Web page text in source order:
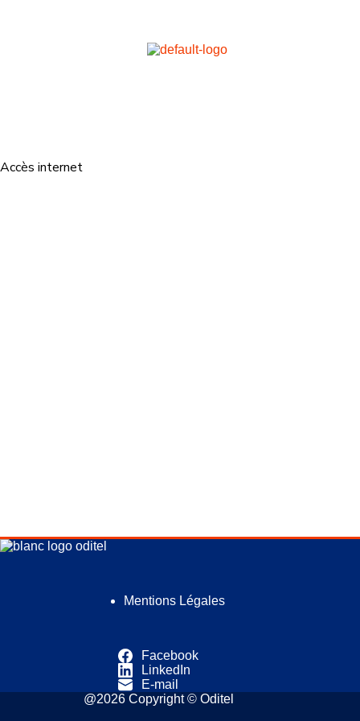
Accès internet
Mentions Légales
Facebook
LinkedIn
E-mail
@2026 Copyright © Oditel